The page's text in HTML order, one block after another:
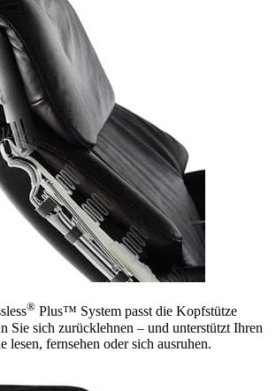
® Plus™ System passt die Kopfstütze
Sie sich zurücklehnen – und unterstützt Ihren
lesen, fernsehen oder sich ausruhen.